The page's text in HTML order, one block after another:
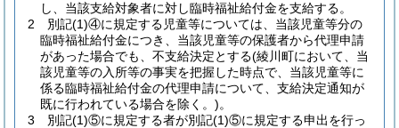
し、当該支給対象者に対し臨時福祉給付金を支給する。
2
別記(1)④に規定する児童等については、当該児童等分の
臨時福祉給付金につき、当該児童等の保護者から代理申請
があった場合でも、不支給決定とする(綾川町において、当
該児童等の入所等の事実を把握した時点で、当該児童等に
係る臨時福祉給付金の代理申請について、支給決定通知が
既に行われている場合を除く。)。
3
別記(1)⑤に規定する者が別記(1)⑤に規定する申出を行っ